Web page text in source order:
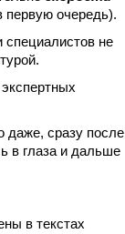
первую очередь).
не
даже, сразу после
в глаза и дальше
в текстах